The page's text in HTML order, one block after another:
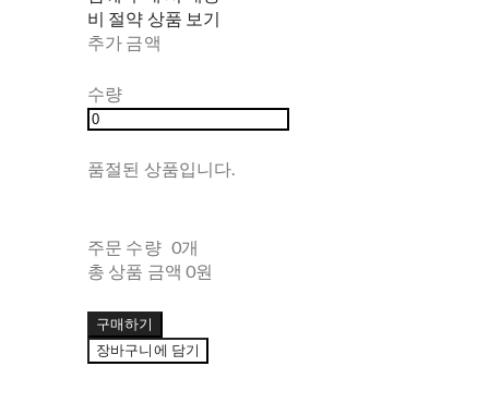
비 절약 상품 보기
추가 금액
수량
품절된 상품입니다.
주문 수량 0개
총 상품 금액 0원
구매하기
장바구니에 담기